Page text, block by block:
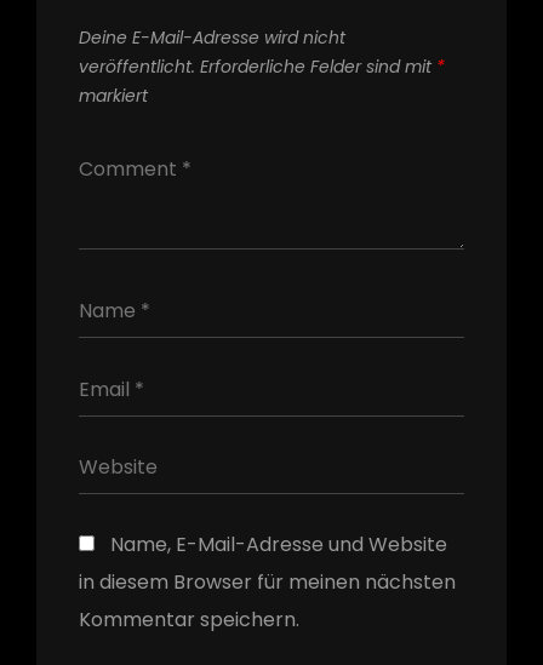
Deine E-Mail-Adresse wird nicht
veröffentlicht. Erforderliche Felder sind mit *
markiert
Name, E-Mail-Adresse und Website
in diesem Browser für meinen nächsten
Kommentar speichern.